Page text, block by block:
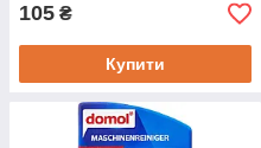
105 ₴
Купити